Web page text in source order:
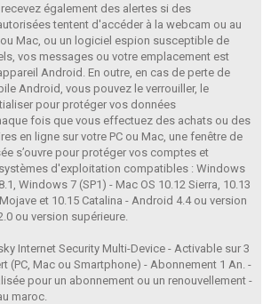
également des alertes si des
tentent d'accéder à la webcam ou au
Mac, ou un logiciel espion susceptible de
vos messages ou votre emplacement est
Android. En outre, en cas de perte de
Android, vous pouvez le verrouiller, le
pour protéger vos données
fois que vous effectuez des achats ou des
en ligne sur votre PC ou Mac, une fenêtre de
s’ouvre pour protéger vos comptes et
d'exploitation compatibles : Windows
Windows 7 (SP1) - Mac OS 10.12 Sierra, 10.13
et 10.15 Catalina - Android 4.4 ou version
ou version supérieure.
Internet Security Multi-Device - Activable sur 3
(PC, Mac ou Smartphone) - Abonnement 1 An. -
pour un abonnement ou un renouvellement -
maroc.